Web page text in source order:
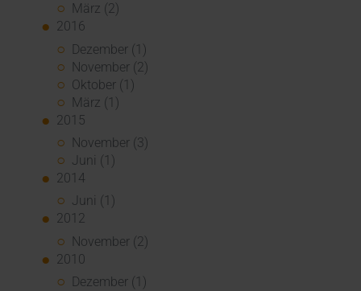
März (2)
2016
Dezember (1)
November (2)
Oktober (1)
März (1)
2015
November (3)
Juni (1)
2014
Juni (1)
2012
November (2)
2010
Dezember (1)